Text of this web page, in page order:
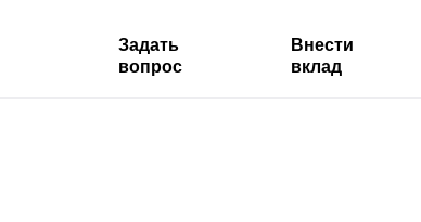
Задать
вопрос
Внести
вклад